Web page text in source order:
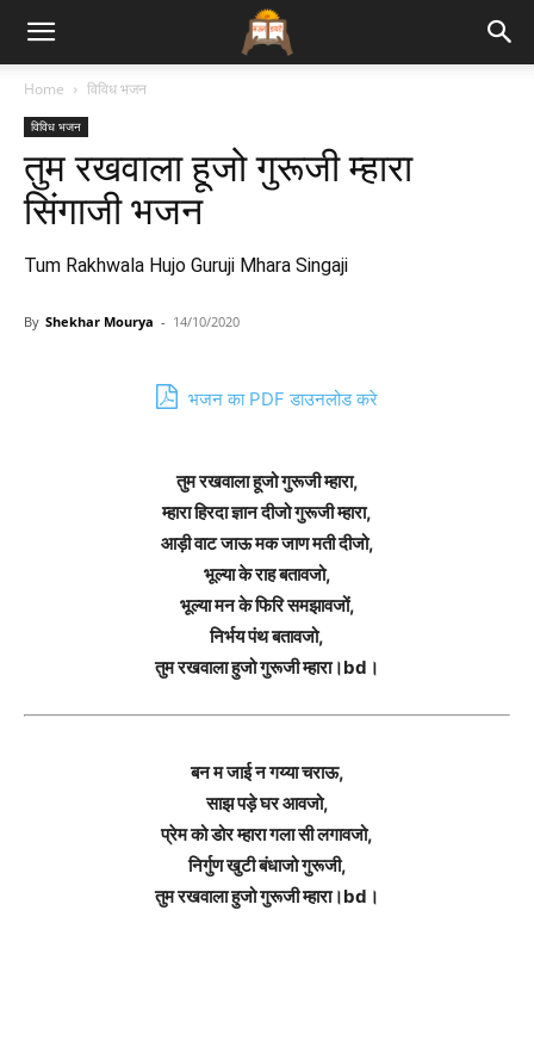
Bhajan
Lyrics
Home विविध भजन
विविध भजन
तुम रखवाला हूजो गुरूजी म्हारा
सिंगाजी भजन
Tum Rakhwala Hujo Guruji Mhara Singaji
By Shekhar Mourya - 14/10/2020
भजन का PDF डाउनलोड करे
तुम रखवाला हूजो गुरूजी म्हारा,
म्हारा हिरदा ज्ञान दीजो गुरूजी म्हारा,
आड़ी वाट जाऊ मक जाण मती दीजो,
भूल्या के राह बतावजो,
भूल्या मन के फिरि समझावजों,
निर्भय पंथ बतावजो,
तुम रखवाला हुजो गुरूजी म्हारा।bd।
बन म जाई न गय्या चराऊ,
साझ पड़े घर आवजो,
प्रेम को डोर म्हारा गला सी लगावजो,
निर्गुण खुटी बंधाजो गुरूजी,
तुम रखवाला हुजो गुरूजी म्हारा।bd।